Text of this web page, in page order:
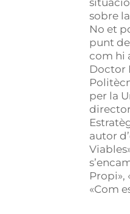
sobre
No et
punt
com hi
Doctor
per la
director
autor
Propi»,
«Com